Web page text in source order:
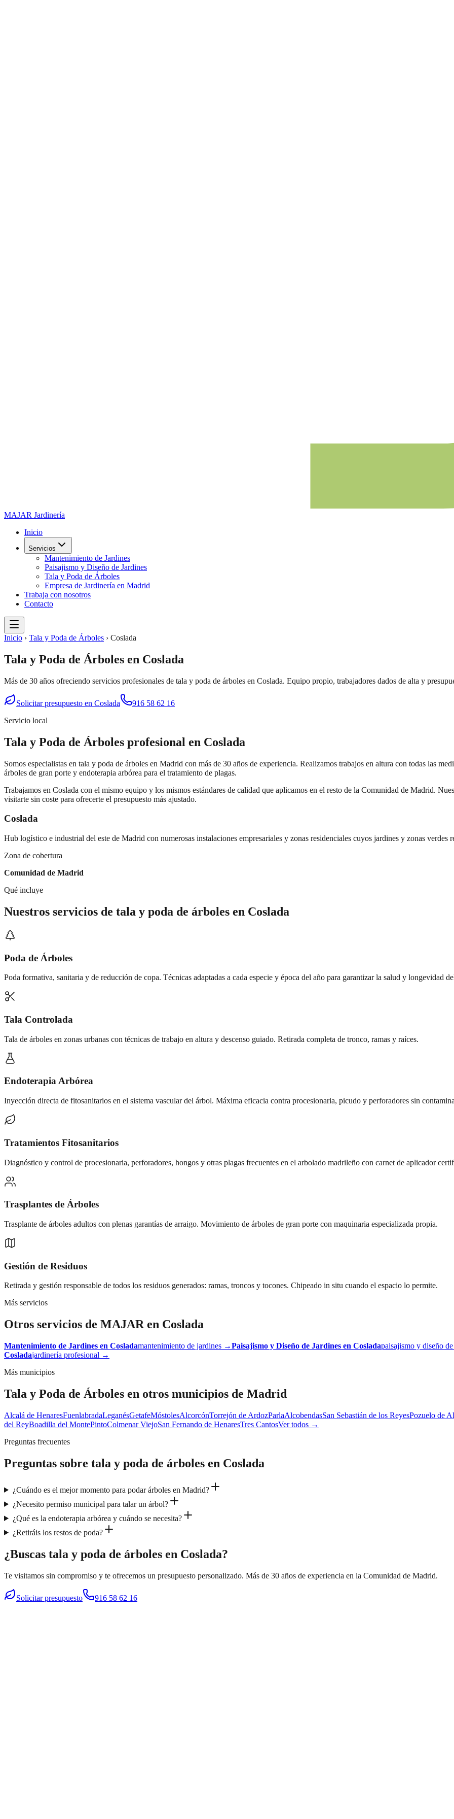
MAJAR Jardinería
Inicio
Servicios
Mantenimiento de Jardines
Paisajismo y Diseño de Jardines
Tala y Poda de Árboles
Empresa de Jardinería en Madrid
Trabaja con nosotros
Contacto
Inicio › Tala y Poda de Árboles › Coslada
Tala y Poda de Árboles en Coslada
Más de 30 años ofreciendo servicios profesionales de tala y poda de árboles en Coslada. Equipo propio, trabajadores dados de alta y
Solicitar presupuesto en Coslada
916 58 62 16
Servicio local
Tala y Poda de Árboles profesional en Coslada
Somos especialistas en tala y poda de árboles en Madrid con más de 30 años de experiencia. Realizamos trabajos en altura con todas las
árboles de gran porte y endoterapia arbórea para el tratamiento de plagas.
Trabajamos en Coslada con el mismo equipo y los mismos estándares de calidad que aplicamos en el resto de la Comunidad de Madrid.
visitarte sin coste para ofrecerte el presupuesto más ajustado.
Coslada
Hub logístico e industrial del este de Madrid con numerosas instalaciones empresariales y zonas residenciales cuyos jardines y zonas verdes
Zona de cobertura
Comunidad de Madrid
Qué incluye
Nuestros servicios de tala y poda de árboles en Coslada
Poda de Árboles
Poda formativa, sanitaria y de reducción de copa. Técnicas adaptadas a cada especie y época del año para garantizar la salud y longevidad
Tala Controlada
Tala de árboles en zonas urbanas con técnicas de trabajo en altura y descenso guiado. Retirada completa de tronco, ramas y raíces.
Endoterapia Arbórea
Inyección directa de fitosanitarios en el sistema vascular del árbol. Máxima eficacia contra procesionaria, picudo y perforadores sin
Tratamientos Fitosanitarios
Diagnóstico y control de procesionaria, perforadores, hongos y otras plagas frecuentes en el arbolado madrileño con carnet de aplicador
Trasplantes de Árboles
Trasplante de árboles adultos con plenas garantías de arraigo. Movimiento de árboles de gran porte con maquinaria especializada propia.
Gestión de Residuos
Retirada y gestión responsable de todos los residuos generados: ramas, troncos y tocones. Chipeado in situ cuando el espacio lo permite.
Más servicios
Otros servicios de MAJAR en Coslada
Mantenimiento de Jardines en Cosladamantenimiento de jardines →Paisajismo y Diseño de Jardines en Cosladapaisajismo y diseño
Cosladajardinería profesional →
Más municipios
Tala y Poda de Árboles en otros municipios de Madrid
Alcalá de HenaresFuenlabradaLeganésGetafeMóstolesAlcorcónTorrejón de ArdozParlaAlcobendasSan Sebastián de los ReyesPozuelo de
del ReyBoadilla del MontePintoColmenar ViejoSan Fernando de HenaresTres CantosVer todos →
Preguntas frecuentes
Preguntas sobre tala y poda de árboles en Coslada
¿Cuándo es el mejor momento para podar árboles en Madrid?
¿Necesito permiso municipal para talar un árbol?
¿Qué es la endoterapia arbórea y cuándo se necesita?
¿Retiráis los restos de poda?
¿Buscas tala y poda de árboles en Coslada?
Te visitamos sin compromiso y te ofrecemos un presupuesto personalizado. Más de 30 años de experiencia en la Comunidad de Madrid.
Solicitar presupuesto 916 58 62 16